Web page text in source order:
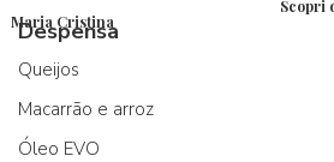
Maria Cristina
Scopri
Despensa
Queijos
Macarrão e arroz
Óleo EVO